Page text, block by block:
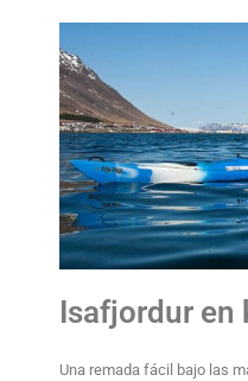
Isafjordur en
Una remada fácil bajo las